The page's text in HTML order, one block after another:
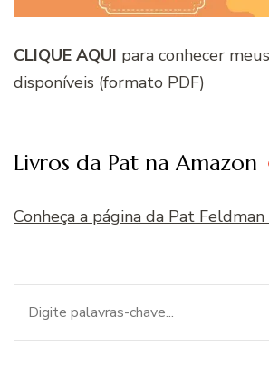
CLIQUE AQUI para conhecer
disponíveis (formato PDF)
Livros da Pat na Amazon
Conheça a página da Pat